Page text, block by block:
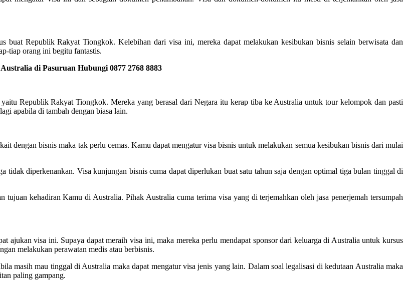
Republik Rakyat Tiongkok. Kelebihan dari visa ini, mereka dapat melakukan kesibukan bisnis selain berwisata dan
tiap orang ini begitu fantastis.
di Pasuruan Hubungi 0877 2768 8883
Republik Rakyat Tiongkok. Mereka yang berasal dari Negara itu kerap tiba ke Australia untuk tour kelompok dan pasti
apabila di tambah dengan biasa lain.
dengan bisnis maka tak perlu cemas. Kamu dapat mengatur visa bisnis untuk melakukan semua kesibukan bisnis dari mulai
tidak diperkenankan. Visa kunjungan bisnis cuma dapat diperlukan buat satu tahun saja dengan optimal tiga bulan tinggal di
kehadiran Kamu di Australia. Pihak Australia cuma terima visa yang di terjemahkan oleh jasa penerjemah tersumpah
ajukan visa ini. Supaya dapat meraih visa ini, maka mereka perlu mendapat sponsor dari keluarga di Australia untuk kursus
melakukan perawatan medis atau berbisnis.
masih mau tinggal di Australia maka dapat mengatur visa jenis yang lain. Dalam soal legalisasi di kedutaan Australia maka
paling gampang.